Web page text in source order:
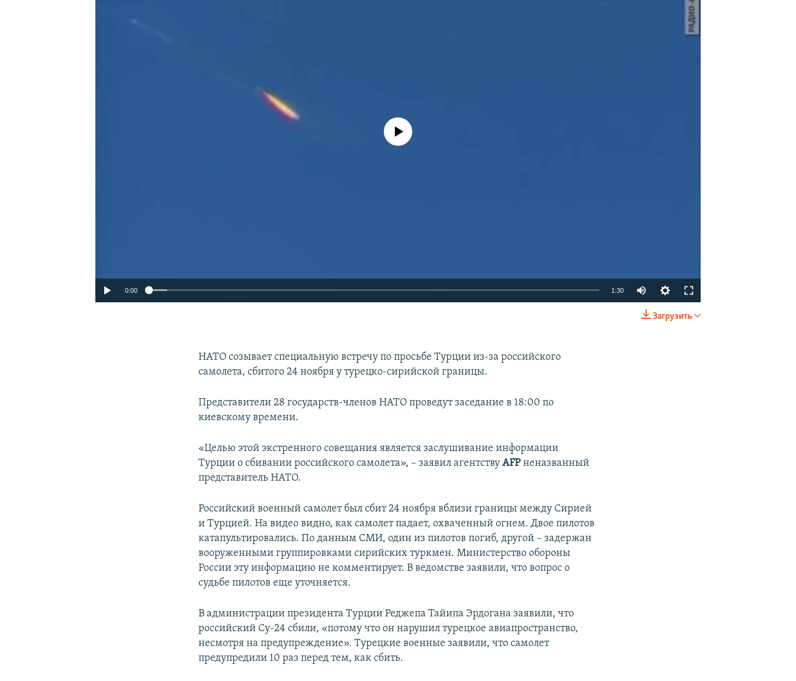
SHARE
No media source currently available
0:00 1:30
Загрузить
НАТО созывает специальную встречу по просьбе Турции из-за российского
самолета, сбитого 24 ноября у турецко-сирийской границы.
Представители 28 государств-членов НАТО проведут заседание в 18:00 по
киевскому времени.
«Целью этой экстренного совещания является заслушивание информации
Турции о сбивании российского самолета», – заявил агентствуAFPненазванный
представитель НАТО.
Российский военный самолет был сбит 24 ноября вблизи границы между Сирией
и Турцией. На видео видно, как самолет падает, охваченный огнем. Двое пилотов
катапультировались. По данным СМИ, один из пилотов погиб, другой – задержан
вооруженными группировками сирийских туркмен. Министерство обороны
России эту информацию не комментирует. В ведомстве заявили, что вопрос о
судьбе пилотов еще уточняется.
В администрации президента Турции Реджепа Тайипа Эрдогана заявили, что
российский Су-24 сбили, «потому что он нарушил турецкое авиапространство,
несмотря на предупреждение». Турецкие военные заявили, что самолет
предупредили 10 раз перед тем, как сбить.